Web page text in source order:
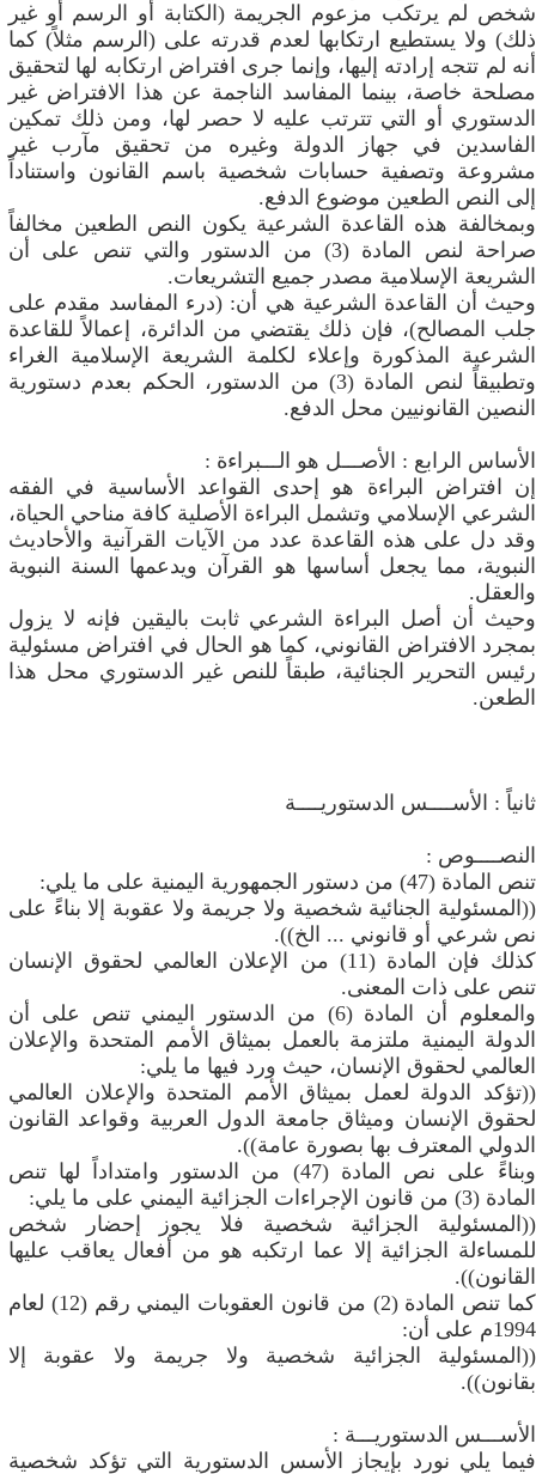
شخص لم يرتكب مزعوم الجريمة (الكتابة أو الرسم أو غير
ذلك) ولا يستطيع ارتكابها لعدم قدرته على (الرسم مثلاً) كما
أنه لم تتجه إرادته إليها، وإنما جرى افتراض ارتكابه لها لتحقيق
مصلحة خاصة، بينما المفاسد الناجمة عن هذا الافتراض غير
الدستوري أو التي تترتب عليه لا حصر لها، ومن ذلك تمكين
الفاسدين في جهاز الدولة وغيره من تحقيق مآرب غير
مشروعة وتصفية حسابات شخصية باسم القانون واستناداً
إلى النص الطعين موضوع الدفع.
وبمخالفة هذه القاعدة الشرعية يكون النص الطعين مخالفاً
صراحة لنص المادة (3) من الدستور والتي تنص على أن
الشريعة الإسلامية مصدر جميع التشريعات.
وحيث أن القاعدة الشرعية هي أن: (درء المفاسد مقدم على
جلب المصالح)، فإن ذلك يقتضي من الدائرة، إعمالاً للقاعدة
الشرعية المذكورة وإعلاء لكلمة الشريعة الإسلامية الغراء
وتطبيقاً لنص المادة (3) من الدستور، الحكم بعدم دستورية
النصين القانونيين محل الدفع.
الأساس الرابع : الأصـــل هو الـــبراءة :
إن افتراض البراءة هو إحدى القواعد الأساسية في الفقه
الشرعي الإسلامي وتشمل البراءة الأصلية كافة مناحي الحياة،
وقد دل على هذه القاعدة عدد من الآيات القرآنية والأحاديث
النبوية، مما يجعل أساسها هو القرآن ويدعمها السنة النبوية
والعقل.
وحيث أن أصل البراءة الشرعي ثابت باليقين فإنه لا يزول
بمجرد الافتراض القانوني، كما هو الحال في افتراض مسئولية
رئيس التحرير الجنائية، طبقاً للنص غير الدستوري محل هذا
الطعن.
ثانياً : الأســــس الدستوريــــة
النصــــوص :
تنص المادة (47) من دستور الجمهورية اليمنية على ما يلي:
((المسئولية الجنائية شخصية ولا جريمة ولا عقوبة إلا بناءً على
نص شرعي أو قانوني ... الخ)).
كذلك فإن المادة (11) من الإعلان العالمي لحقوق الإنسان
تنص على ذات المعنى.
والمعلوم أن المادة (6) من الدستور اليمني تنص على أن
الدولة اليمنية ملتزمة بالعمل بميثاق الأمم المتحدة والإعلان
العالمي لحقوق الإنسان، حيث ورد فيها ما يلي:
((تؤكد الدولة لعمل بميثاق الأمم المتحدة والإعلان العالمي
لحقوق الإنسان وميثاق جامعة الدول العربية وقواعد القانون
الدولي المعترف بها بصورة عامة)).
وبناءً على نص المادة (47) من الدستور وامتداداً لها تنص
المادة (3) من قانون الإجراءات الجزائية اليمني على ما يلي:
((المسئولية الجزائية شخصية فلا يجوز إحضار شخص
للمساءلة الجزائية إلا عما ارتكبه هو من أفعال يعاقب عليها
القانون)).
كما تنص المادة (2) من قانون العقوبات اليمني رقم (12) لعام
1994م على أن:
((المسئولية الجزائية شخصية ولا جريمة ولا عقوبة إلا
بقانون)).
الأســـس الدستوريـــة :
فيما يلي نورد بإيجاز الأسس الدستورية التي تؤكد شخصية